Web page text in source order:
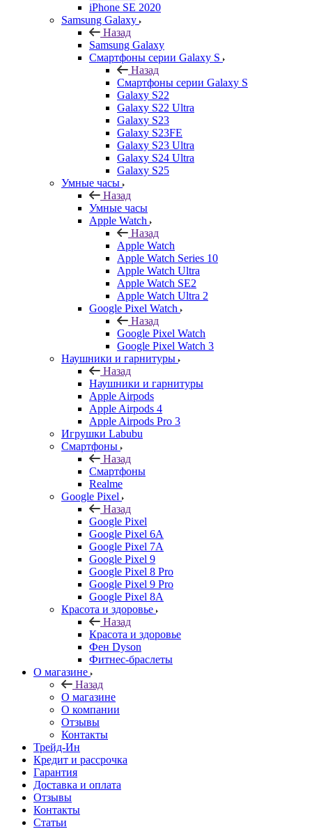
iPhone SE 2020
Samsung Galaxy
Назад
Samsung Galaxy
Смартфоны серии Galaxy S
Назад
Смартфоны серии Galaxy S
Galaxy S22
Galaxy S22 Ultra
Galaxy S23
Galaxy S23FE
Galaxy S23 Ultra
Galaxy S24 Ultra
Galaxy S25
Умные часы
Назад
Умные часы
Apple Watch
Назад
Apple Watch
Apple Watch Series 10
Apple Watch Ultra
Apple Watch SE2
Apple Watch Ultra 2
Google Pixel Watch
Назад
Google Pixel Watch
Google Pixel Watch 3
Наушники и гарнитуры
Назад
Наушники и гарнитуры
Apple Airpods
Apple Airpods 4
Apple Airpods Pro 3
Игрушки Labubu
Смартфоны
Назад
Смартфоны
Realme
Google Pixel
Назад
Google Pixel
Google Pixel 6A
Google Pixel 7А
Google Pixel 9
Google Pixel 8 Pro
Google Pixel 9 Pro
Google Pixel 8A
Красота и здоровье
Назад
Красота и здоровье
Фен Dyson
Фитнес-браслеты
О магазине
Назад
О магазине
О компании
Отзывы
Контакты
Трейд-Ин
Кредит и рассрочка
Гарантия
Доставка и оплата
Отзывы
Контакты
Статьи